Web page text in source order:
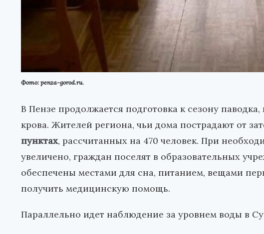
Фото: penza-gorod.ru.
В Пензе продолжается подготовка к сезону
крова. Жителей региона, чьи дома пострадают от
пунктах, рассчитанных на 470 человек. При
увеличено, граждан поселят в образовательных
обеспечены местами для сна, питанием, вещами
получить медицинскую помощь.
Параллельно идет наблюдение за уровнем воды в